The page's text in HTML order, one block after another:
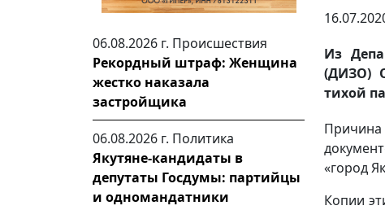
06.08.2026 г. Происшествия
Рекордный штраф: Женщина
жестко наказала
застройщика
06.08.2026 г. Политика
Якутяне-кандидаты в
депутаты Госдумы: партийцы
и одномандатники
Из
(ДИЗО)
тихой
«город
Копии